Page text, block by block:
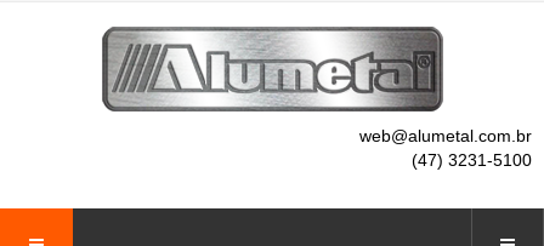
web@alumetal.com.br
(47) 3231-5100